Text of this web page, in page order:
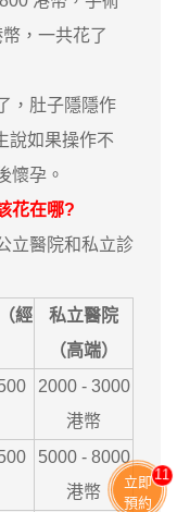
，一共花了
肚子隱隱作
說如果操作不
懷孕。
花在哪?
醫院和私立診
經
私立醫院
（高端）
2000 - 3000
港幣
5000 - 8000
港幣
立即
預約
11